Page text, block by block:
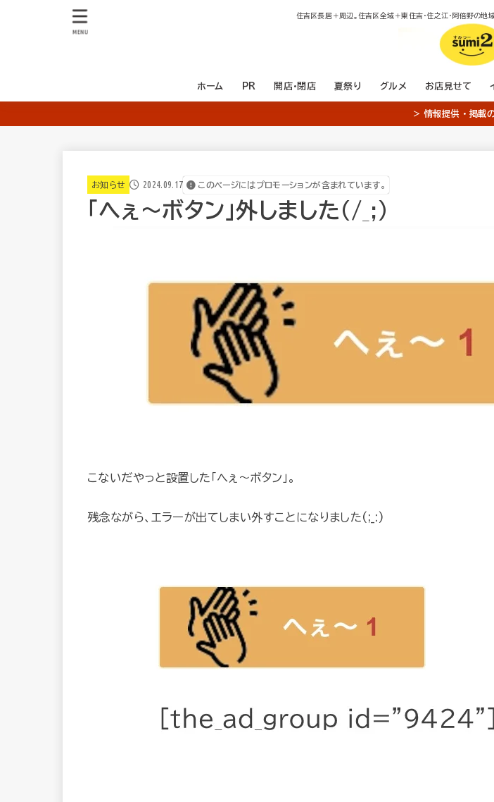
住吉区長居＋周辺。住吉区全域＋東住吉・住之江・阿倍野の地
ホーム PR 開店・閉店 夏祭り グルメ お店見せて
MENU
＞ 情報提供 ・ 掲載
お知らせ 2024.09.17 このページにはプロモーションが含まれています。
「へぇ〜ボタン」外しました(/_;)
こないだやっと設置した「へぇ〜ボタン」。
残念ながら、エラーが出てしまい外すことになりました(;_:)